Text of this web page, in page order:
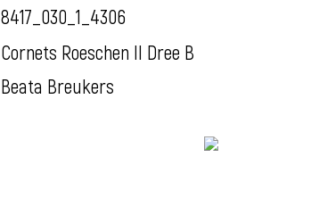
8417_030_1_4306
Cornets Roeschen II Dree B
Beata Breukers